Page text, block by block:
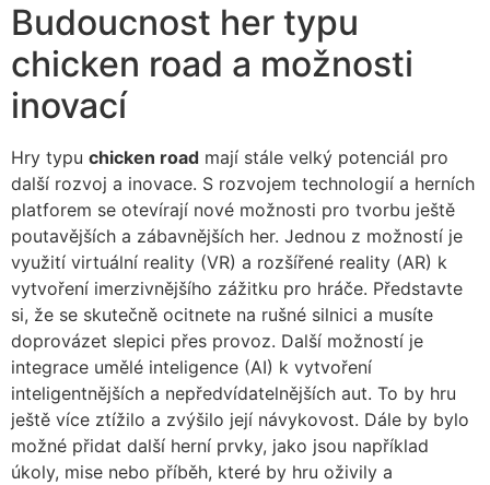
Budoucnost her typu
chicken road a možnosti
inovací
Hry typu chicken road mají stále velký potenciál pro
další rozvoj a inovace. S rozvojem technologií a herních
platforem se otevírají nové možnosti pro tvorbu ještě
poutavějších a zábavnějších her. Jednou z možností je
využití virtuální reality (VR) a rozšířené reality (AR) k
vytvoření imerzivnějšího zážitku pro hráče. Představte
si, že se skutečně ocitnete na rušné silnici a musíte
doprovázet slepici přes provoz. Další možností je
integrace umělé inteligence (AI) k vytvoření
inteligentnějších a nepředvídatelnějších aut. To by hru
ještě více ztížilo a zvýšilo její návykovost. Dále by bylo
možné přidat další herní prvky, jako jsou například
úkoly, mise nebo příběh, které by hru oživily a